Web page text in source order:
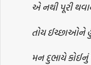
એ નથી પૂરી
તોય ઈચ્છાઓને
મન દુભાયે કોઈનું